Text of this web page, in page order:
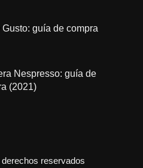
Gusto: guía de compra
Nespresso: guía de
(2021)
reservados